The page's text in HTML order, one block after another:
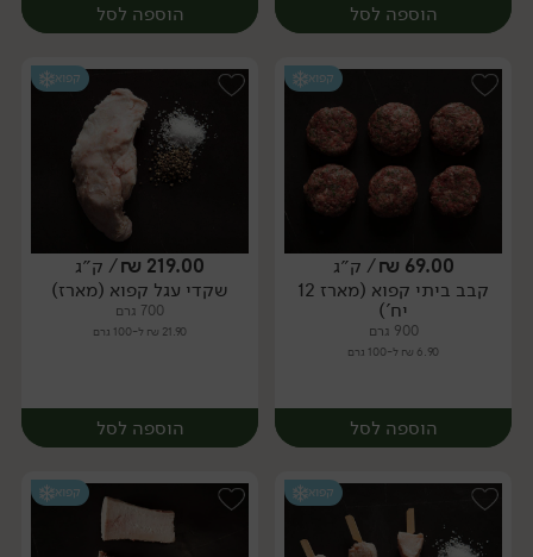
הוספה לסל
מארז
הוספה לסל
מארז
קפוא
69.00
₪/ ק״ג
קבב ביתי קפוא (מארז 12
יח')
900 גרם
6.90 ₪ ל-100 גרם
הוספה לסל
קפוא
219.00
₪/ ק״ג
שקדי עגל קפוא (מארז)
700 גרם
21.90 ₪ ל-100 גרם
הוספה לסל
קפוא קפוא